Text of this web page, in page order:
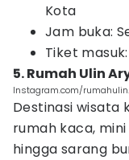
Kota
Jam buka:
Tiket
5. Rumah Ulin
Instagram.com/
Destinasi wisata
rumah kaca,
hingga sarang